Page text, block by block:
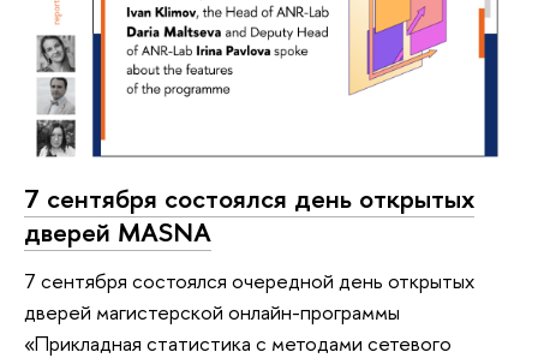
7 сентября состоялся день открытых
дверей MASNA
7 сентября состоялся очередной день открытых
дверей магистерской онлайн-программы
«Прикладная статистика с методами сетевого